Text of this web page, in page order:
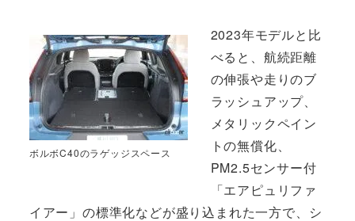
ボルボC40のラゲッジスペース
2023年モデルと比
べると、航続距離
の伸張や走りのブ
ラッシュアップ、
メタリックペイン
トの無償化、
PM2.5センサー付
「エアピュリファ
イアー」の標準化などが盛り込まれた一方で、シ